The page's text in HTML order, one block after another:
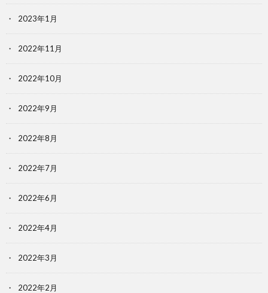
2023年1月
2022年11月
2022年10月
2022年9月
2022年8月
2022年7月
2022年6月
2022年4月
2022年3月
2022年2月